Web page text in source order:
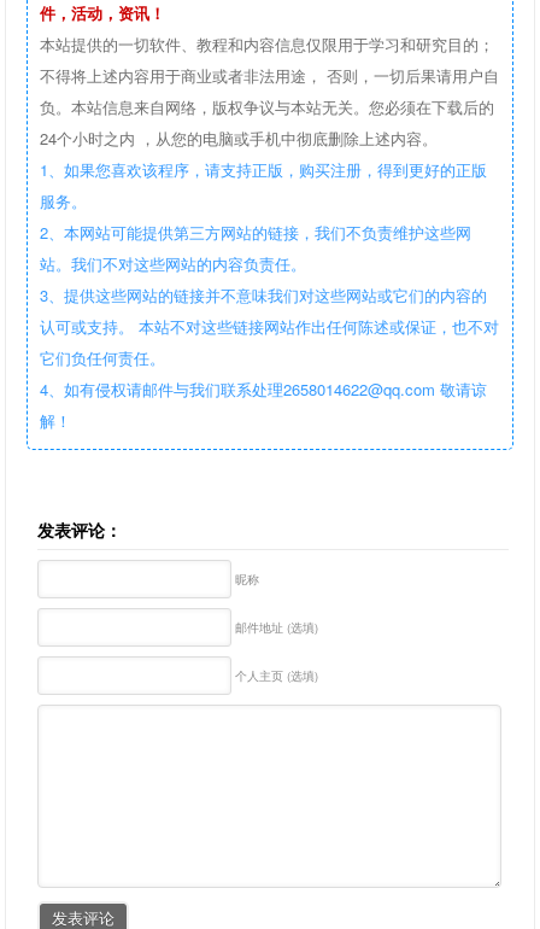
件，活动，资讯！
本站提供的一切软件、教程和内容信息仅限用于学习和研究目的；
不得将上述内容用于商业或者非法用途， 否则，一切后果请用户自
负。本站信息来自网络，版权争议与本站无关。您必须在下载后的
24个小时之内 ，从您的电脑或手机中彻底删除上述内容。
1、如果您喜欢该程序，请支持正版，购买注册，得到更好的正版
服务。
2、本网站可能提供第三方网站的链接，我们不负责维护这些网
站。我们不对这些网站的内容负责任。
3、提供这些网站的链接并不意味我们对这些网站或它们的内容的
认可或支持。 本站不对这些链接网站作出任何陈述或保证，也不对
它们负任何责任。
4、如有侵权请邮件与我们联系处理2658014622@qq.com 敬请谅
解！
发表评论：
昵称
邮件地址 (选填)
个人主页 (选填)